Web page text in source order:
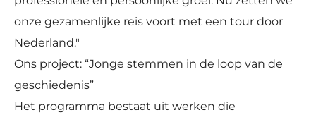
onze gezamenlijke reis voort met een tour door
Nederland."
Ons project: “Jonge stemmen in de loop van de
geschiedenis”
Het programma bestaat uit werken die